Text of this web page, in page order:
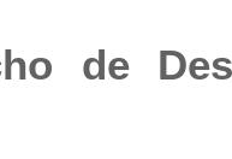
de